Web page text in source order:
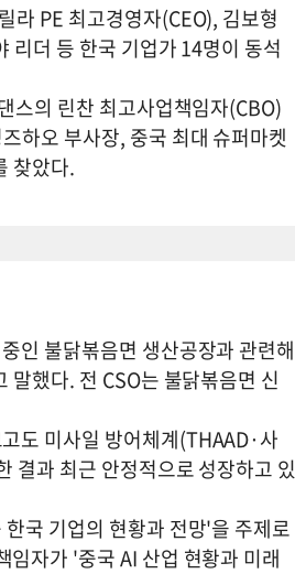
라 PE 최고경영자(CEO), 김보형
리더 등 한국 기업가 14명이 동석
스의 린찬 최고사업책임자(CBO)
하오 부사장, 중국 최대 슈퍼마켓
찾았다.
인 불닭볶음면 생산공장과 관련해
했다. 전 CSO는 불닭볶음면 신
도 미사일 방어체계(THAAD·사
결과 최근 안정적으로 성장하고 있
국 기업의 현황과 전망'을 주제로
자가 '중국 AI 산업 현황과 미래